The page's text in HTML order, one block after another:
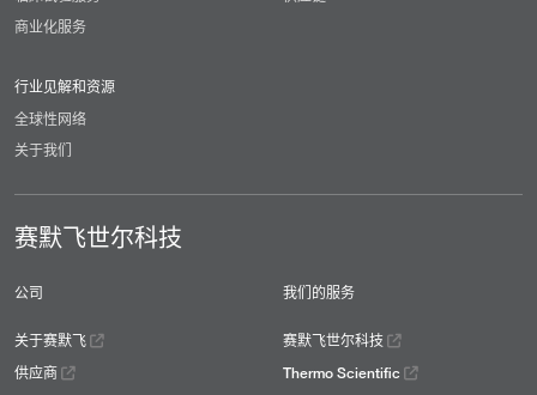
商业化服务
行业见解和资源
全球性网络
关于我们
赛默飞世尔科技
公司
关于赛默飞
供应商
我们的服务
赛默飞世尔科技
Thermo Scientific